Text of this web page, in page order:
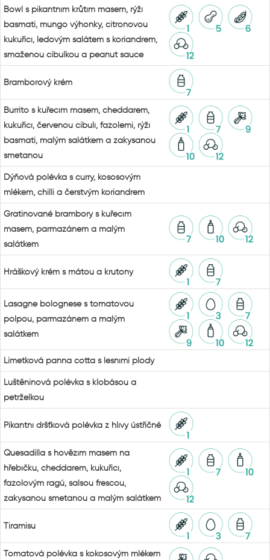
Bowl s pikantním krůtím masem, rýží
basmati, mungo výhonky, citronovou
kukuřicí, ledovým salátem s koriandrem,
smaženou cibulkou a peanut sauce
Bramborový krém
Burrito s kuřecím masem, cheddarem,
kukuřicí, červenou cibulí, fazolemi, rýží
basmati, malým salátkem a zakysanou
smetanou
Dýňová polévka s curry, kososovým
mlékem, chilli a čerstvým koriandrem
Gratinované brambory s kuřecím
masem, parmazánem a malým
salátkem
Hráškový krém s mátou a krutony
Lasagne bolognese s tomatovou
polpou, parmazánem a malým
salátkem
Limetková panna cotta s lesními plody
Luštěninová polévka s klobásou a
petrželkou
Pikantní dršťková polévka z hlívy ústřičné
Quesadilla s hovězím masem na
hřebíčku, cheddarem, kukuřicí,
fazolovým ragú, salsou frescou,
zakysanou smetanou a malým salátkem
Tiramisu
Tomatová polévka s kokosovým mlékem